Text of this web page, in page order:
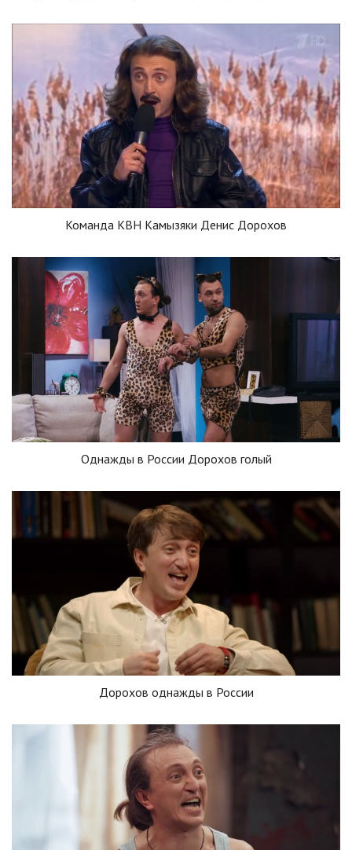
Команда КВН Камызяки Денис Дорохов
Однажды в России Дорохов голый
Дорохов однажды в России